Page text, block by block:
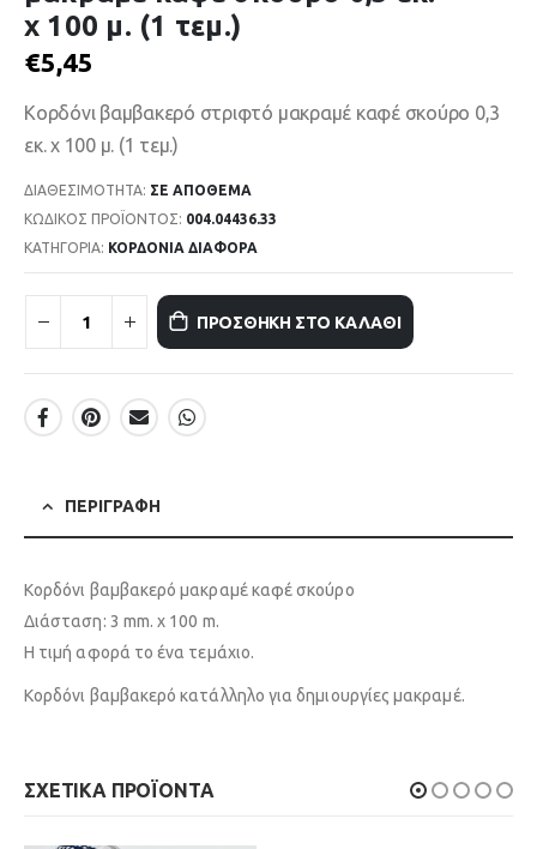
χ 100 μ. (1 τεμ.)
€5,45
Κορδόνι βαμβακερό στριφτό μακραμέ καφέ σκούρο 0,3
εκ. χ 100 μ. (1 τεμ.)
ΔΙΑΘΕΣΙΜΌΤΗΤΑ: ΣΕ ΑΠΌΘΕΜΑ
ΚΩΔΙΚΌΣ ΠΡΟΪΌΝΤΟΣ: 004.04436.33
ΚΑΤΗΓΟΡΊΑ: ΚΟΡΔΟΝΙΑ ΔΙΑΦΟΡΑ
ΠΡΟΣΘΉΚΗ ΣΤΟ ΚΑΛΆΘΙ
ΠΕΡΙΓΡΑΦΉ
Κορδόνι βαμβακερό μακραμέ καφέ σκούρο
Διάσταση: 3 mm. x 100 m.
Η τιμή αφορά το ένα τεμάχιο.
Κορδόνι βαμβακερό κατάλληλο για δημιουργίες μακραμέ.
ΣΧΕΤΙΚΆ ΠΡΟΪΌΝΤΑ